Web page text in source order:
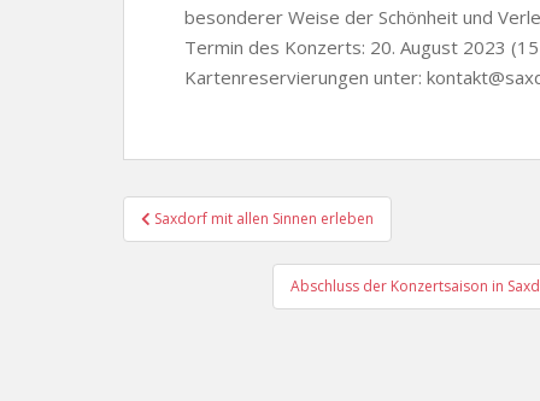
besonderer Weise der Schönheit und
Termin des Konzerts: 20. August 2023
Kartenreservierungen unter:
Beitragsnavigation
Saxdorf mit allen Sinnen erleben
Abschluss der Konzertsaison in